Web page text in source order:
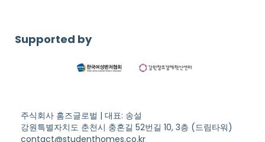
Supported by
주식회사 홈즈글로벌 | 대표: 송설
강원특별자치도 춘천시 충혼길 52번길 10, 3층 (드림타워)
contact@studenthomes.co.kr